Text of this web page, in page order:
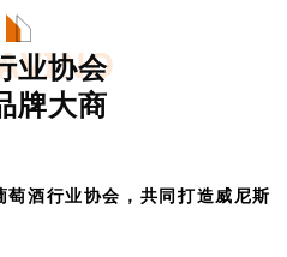
业协会
牌大商
酒行业协会，共同打造威尼斯